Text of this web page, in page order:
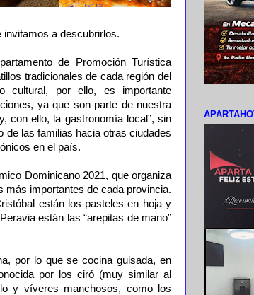
invitamos a descubrirlos.
de Promoción Turística
tradicionales de cada región del
por ello, es importante
ya que son parte de nuestra
con ello, la gastronomía local”, sin
de las familias hacia otras ciudades
en el país.
Dominicano 2021, que organiza
más importantes de cada provincia.
están los pasteles en hoja y
están las “arepitas de mano”
por lo que se cocina guisada, en
por los ciró (muy similar al
y víveres manchosos, como los